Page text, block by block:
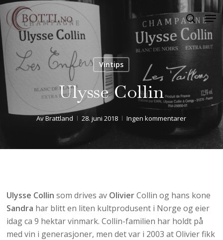
Skip
to
main
content
search
Vintips
Ulysse Collin
AvBrattland 28. juni 2018 Ingen kommentarer
Ulysse Collin som drives av OlivierCollin og hans kone
Sandra har blitt en liten kultprodusent i Norge og eier
idag ca 9 hektar vinmark. Collin-familien har holdt på
med vin i generasjoner, men det var i 2003 at Olivier fikk
Close
Menu